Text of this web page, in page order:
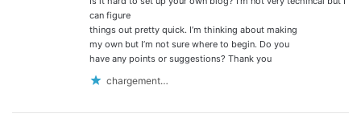
can figure
things out pretty quick. I’m thinking about making
my own but I’m not sure where to begin. Do you
have any points or suggestions? Thank you
chargement…